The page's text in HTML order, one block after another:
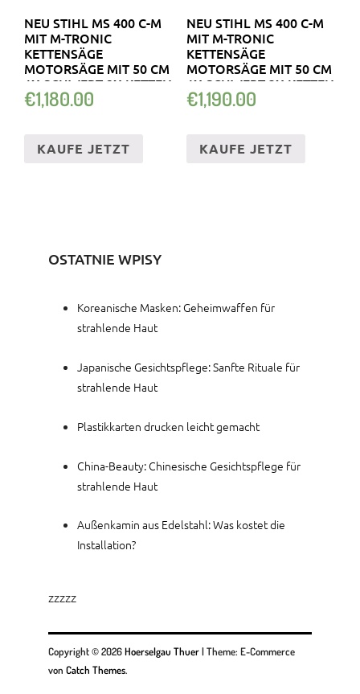
NEU STIHL MS 400 C-M
MIT M-TRONIC
KETTENSÄGE
MOTORSÄGE MIT 50 CM
1X SCHWERT 2X KETTEN
€1,180.00
KAUFE JETZT
NEU STIHL MS 400 C-M
MIT M-TRONIC
KETTENSÄGE
MOTORSÄGE MIT 50 CM
1X SCHWERT 3X KETTEN
€1,190.00
KAUFE JETZT
OSTATNIE WPISY
Koreanische Masken: Geheimwaffen für
strahlende Haut
Japanische Gesichtspflege: Sanfte Rituale für
strahlende Haut
Plastikkarten drucken leicht gemacht
China-Beauty: Chinesische Gesichtspflege für
strahlende Haut
Außenkamin aus Edelstahl: Was kostet die
Installation?
zzzzz
Copyright © 2026Hoerselgau Thuer|Theme: E-Commerce
von Catch Themes.